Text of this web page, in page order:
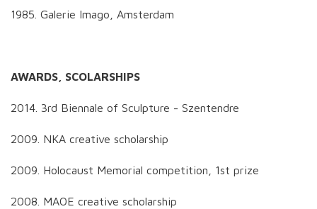
1985. Galerie Imago, Amsterdam
AWARDS, SCOLARSHIPS
2014. 3rd Biennale of Sculpture - Szentendre
2009. NKA creative scholarship
2009. Holocaust Memorial competition, 1st prize
2008. MAOE creative scholarship